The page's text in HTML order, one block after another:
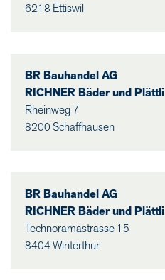
6218 Ettiswil
BR Bauhandel AG
RICHNER Bäder und Plättli
Rheinweg 7
8200 Schaffhausen
BR Bauhandel AG
RICHNER Bäder und Plättli
Technoramastrasse 15
8404 Winterthur